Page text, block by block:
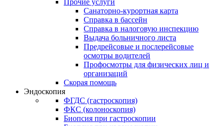
Санаторно-курортная карта
Справка в бассейн
Справка в налоговую инспекцию
Выдача больничного листа
Предрейсовые и послерейсовые
осмотры водителей
Профосмотры для физических лиц и
организаций
Скорая помощь
Эндоскопия
ФГДС (гастроскопия)
ФКС (колоноскопия)
Биопсия при гастроскопии